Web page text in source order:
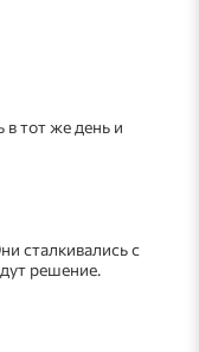
в тот же день и
сталкивались с
решение.